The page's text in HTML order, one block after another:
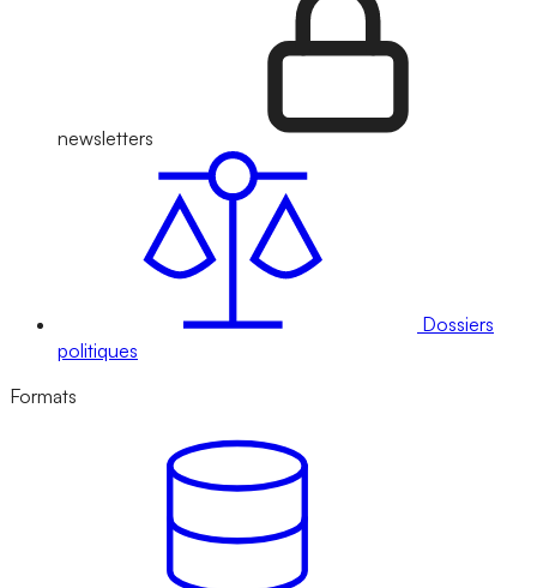
newsletters
Dossiers
politiques
Formats